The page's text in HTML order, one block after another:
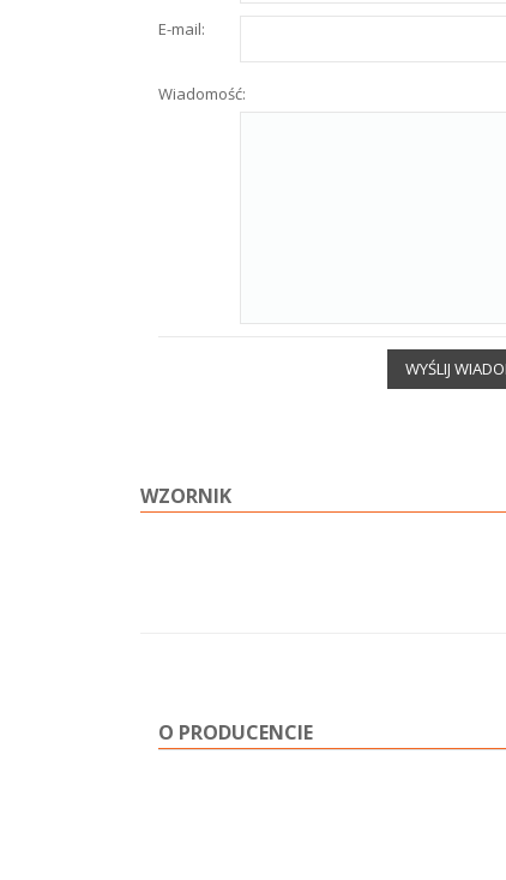
E-mail:
Wiadomość:
WYŚLIJ
WZORNIK
O PRODUCENCIE